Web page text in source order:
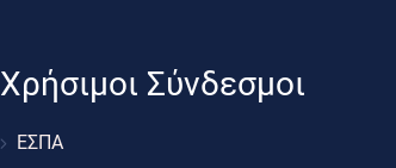
Χρήσιμοι Σύνδεσμοι
ΕΣΠΑ